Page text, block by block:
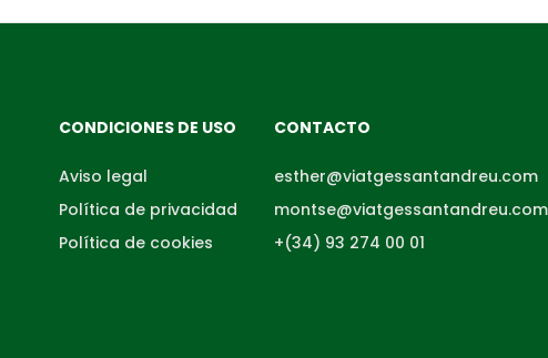
CONDICIONES DE USO
Aviso legal
Política de privacidad
Política de cookies
CONTACTO
esther@viatgessantandreu.com
montse@viatgessantandreu.com
+(34) 93 274 00 01